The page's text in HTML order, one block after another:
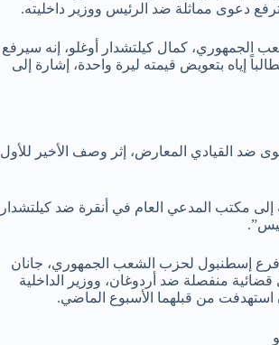
دعوى مماثلة ضد الرئيس ووزير داخليته.
الجمهوري، كمال كيلتشدار أوغلو، إنه سيرفع
إياه بتعويض قيمته ليرة واحدة، إشارة إلى
ضد القيادي المعارض، إثر وصف الأخير للأول
مكتب المدعي العام في أنقرة ضد كيلتشدار
إسطنبول لحزب الشعب الجمهوري، جانان
قضائية منفصلة ضد أردوغان، ووزير الداخلية
استهدفت من قبلهما الأسبوع الماضي.